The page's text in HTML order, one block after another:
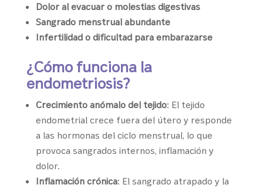
Dolor al evacuar o molestias digestivas
Sangrado menstrual abundante
Infertilidad o dificultad para embarazarse
¿Cómo funciona la
endometriosis?
Crecimiento anómalo del tejido: El tejido
endometrial crece fuera del útero y responde
a las hormonas del ciclo menstrual, lo que
provoca sangrados internos, inflamación y
dolor.
Inflamación crónica: El sangrado atrapado y la